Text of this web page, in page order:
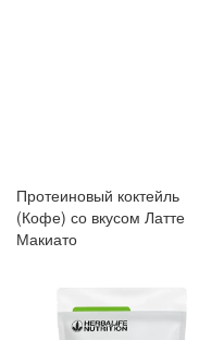
Протеиновый коктейль
(Кофе) со вкусом Латте
Макиато